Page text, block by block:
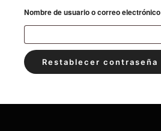
Nombre de usuario o correo electrónico
Restablecer contraseña